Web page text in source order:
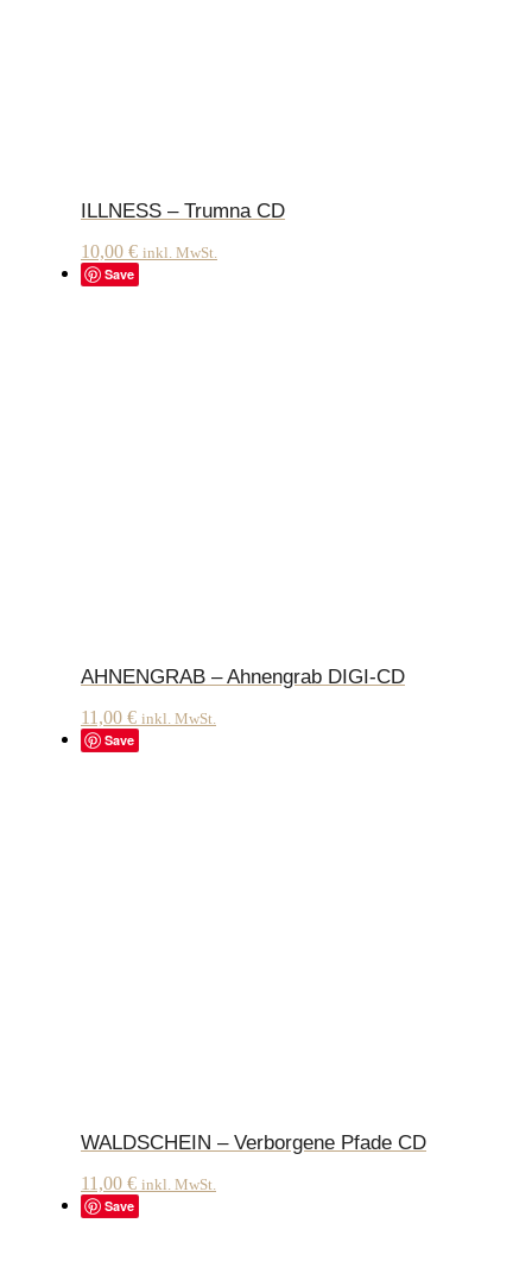
ILLNESS – Trumna CD
10,00 € inkl. MwSt.
Save
AHNENGRAB – Ahnengrab DIGI-CD
11,00 € inkl. MwSt.
Save
WALDSCHEIN – Verborgene Pfade CD
11,00 € inkl. MwSt.
Save